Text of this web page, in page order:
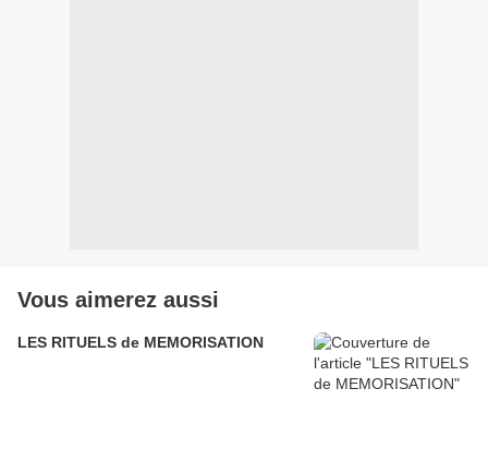
Vous aimerez aussi
LES RITUELS de MEMORISATION